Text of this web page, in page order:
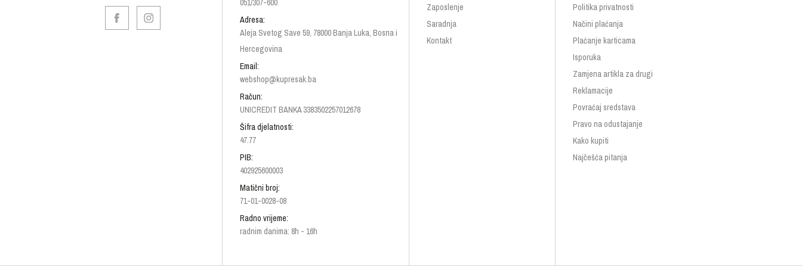
051/307-600
Adresa:
Aleja Svetog Save 59, 78000 Banja Luka, Bosna i
Hercegovina
Email:
webshop@kupresak.ba
Račun:
UNICREDIT BANKA 3383502257012678
Šifra djelatnosti:
47.77
PIB:
402925600003
Matični broj:
71-01-0028-08
Radno vrijeme:
radnim danima: 8h - 16h
Zaposlenje
Saradnja
Kontakt
Politika privatnosti
Načini plaćanja
Plaćanje karticama
Isporuka
Zamjena artikla za drugi
Reklamacije
Povraćaj sredstava
Pravo na odustajanje
Kako kupiti
Najčešća pitanja